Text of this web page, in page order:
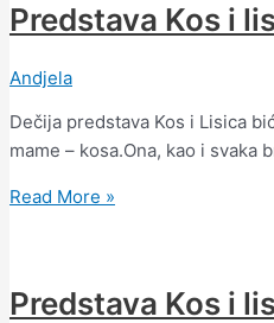
Predstava Kos i
Andjela
Dečija predstava Kos i Lisica
mame – kosa.Ona, kao i
Read More »
Predstava Kos i